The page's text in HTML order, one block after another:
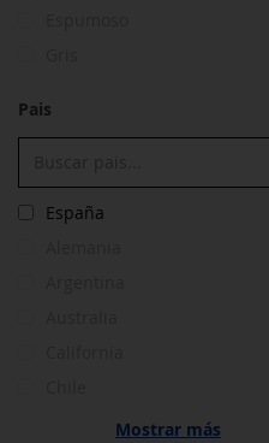
Pais
España
Mostrar más